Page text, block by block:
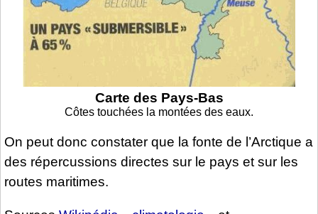
Carte des Pays-Bas
Côtes touchées la montées des eaux.
On peut donc constater que la fonte de l’Arctique a
des répercussions directes sur le pays et sur les
routes maritimes.